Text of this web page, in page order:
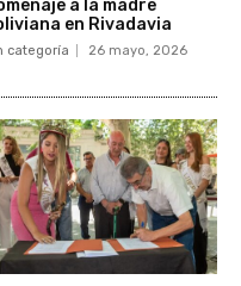
a la madre
en Rivadavia
categoría 26 mayo, 2026